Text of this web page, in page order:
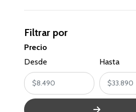
Filtrar por
Precio
Desde
Hasta